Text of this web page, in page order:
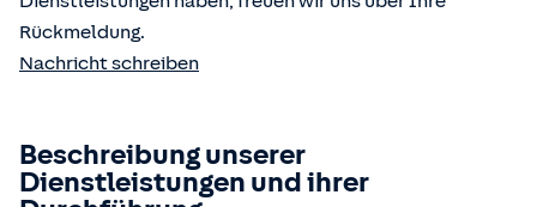
Rückmeldung.
Nachricht schreiben
Beschreibung unserer
Dienstleistungen und ihrer